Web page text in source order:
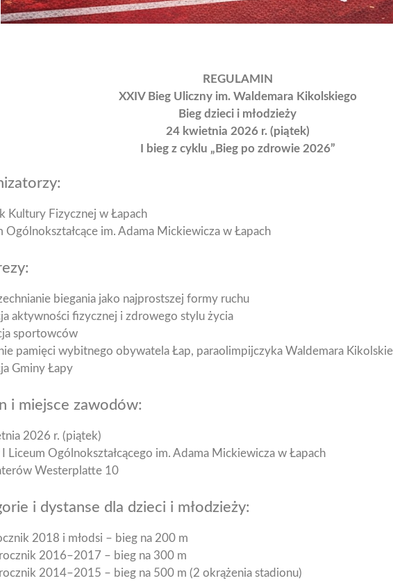
REGULAMIN
XXI VBieg Uliczny im. Waldemara Kikolskiego
Bieg dzieci i młodzieży
24 kwietnia 2026 r. (piątek)
I bieg z cyklu „Bieg po zdrowie 2026”
Kultury Fizycznej w Łapach
Ogólnokształcące im. Adama Mickiewicza w Łapach
biegania jako najprostszej formy ruchu
aktywności fizycznej i zdrowego stylu życia
sportowców
pamięci wybitnego obywatela Łap, paraolimpijczyka Waldemara
Gminy Łapy
i miejsce zawodów:
2026 r. (piątek)
Liceum Ogólnokształcącego im. Adama Mickiewicza w Łapach
Westerplatte 10
i dystanse dla dzieci i młodzieży:
2018 i młodsi – bieg na 200 m
2016–2017 – bieg na 300 m
2014–2015 – bieg na 500 m (2 okrążenia stadionu)